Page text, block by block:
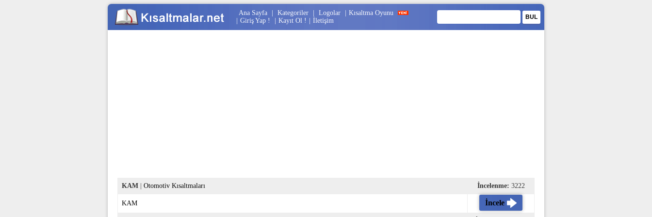
Ana Sayfa Kategoriler Logolar
Kısaltma Oyunu
Giriş Yap ! Kayıt Ol ! İletişim
KAM Otomotiv Kısaltmaları İncelenme: 3222
KAM İncele